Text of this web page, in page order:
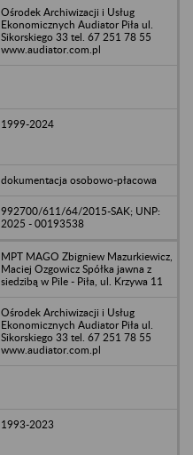
Ośrodek Archiwizacji i Usług
Ekonomicznych Audiator Piła ul.
Sikorskiego 33 tel. 67 251 78 55
www.audiator.com.pl
1999-2024
dokumentacja osobowo-płacowa
992700/611/64/2015-SAK; UNP:
2025 - 00193538
MPT MAGO Zbigniew Mazurkiewicz,
Maciej Ozgowicz Spółka jawna z
siedzibą w Pile - Piła, ul. Krzywa 11
Ośrodek Archiwizacji i Usług
Ekonomicznych Audiator Piła ul.
Sikorskiego 33 tel. 67 251 78 55
www.audiator.com.pl
1993-2023